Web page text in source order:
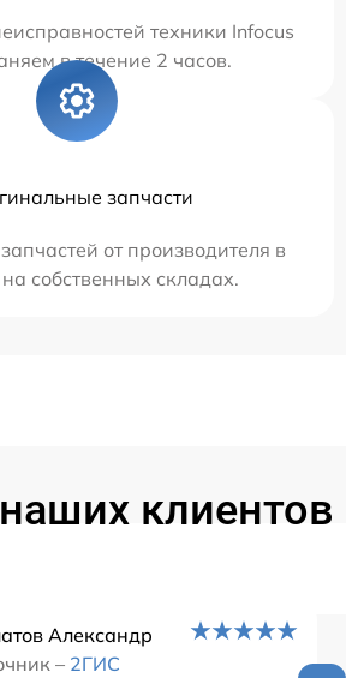
техники Infocus
в течение 2 часов.
запчасти
от производителя в
собственных складах.
клиентов
Александр
– 2ГИС